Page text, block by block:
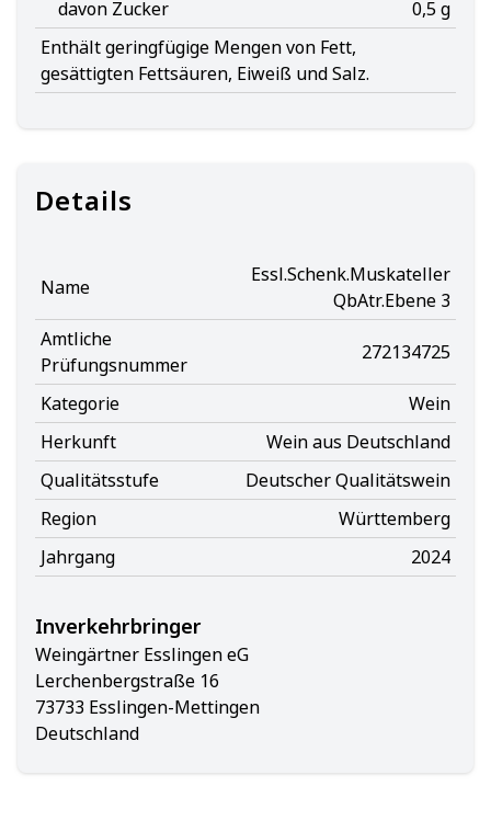
davon Zucker
0,5 g
Enthält geringfügige Mengen von Fett,
gesättigten Fettsäuren, Eiweiß und Salz.
Details
Name
Essl.Schenk.Muskateller
QbAtr.Ebene 3
Amtliche
Prüfungsnummer
272134725
Kategorie
Wein
Herkunft
Wein aus Deutschland
Qualitätsstufe
Deutscher Qualitätswein
Region
Württemberg
Jahrgang
2024
Inverkehrbringer
Weingärtner Esslingen eG
Lerchenbergstraße 16
73733 Esslingen-Mettingen
Deutschland